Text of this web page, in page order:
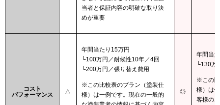
当者と保証内容の明確な取り決
めが重要
コスト
パフォーマンス
△
年間当たり15万円
└100万円／耐候性10年／4回
└200万円／張り替え費用
※この比較表のプラン（塗装仕
様）は一例です。現在の一般的
◎
年間当
└130万
※この比
様）は
客様の